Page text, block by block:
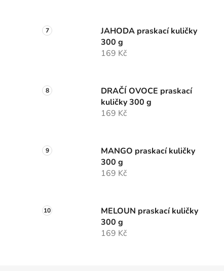
JAHODA praskací kuličky
300 g
169 Kč
DRAČÍ OVOCE praskací
kuličky 300 g
169 Kč
MANGO praskací kuličky
300 g
169 Kč
MELOUN praskací kuličky
300 g
169 Kč